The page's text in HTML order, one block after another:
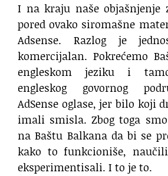
I na kraju naše
pored ovako siromašne
Adsense. Razlog je
komercijalan. Pokrećemo
engleskom jeziku i
engleskog govornog
AdSense oglase, jer bilo koji
imali smisla. Zbog toga
na Baštu Balkana da bi se
kako to funkcioniše,
eksperimentisali. I to je to.